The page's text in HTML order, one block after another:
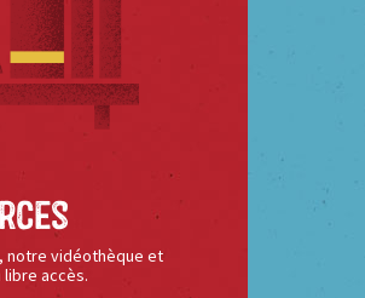
notre vidéothèque et
accès.